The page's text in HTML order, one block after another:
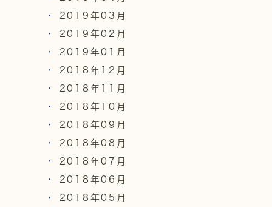
2019年03月
2019年02月
2019年01月
2018年12月
2018年11月
2018年10月
2018年09月
2018年08月
2018年07月
2018年06月
2018年05月